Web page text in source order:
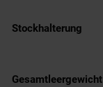
Stockhalterung
Gesamtleergewicht